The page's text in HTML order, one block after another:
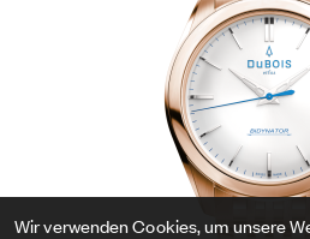
Wir verwenden Cookies, um unsere